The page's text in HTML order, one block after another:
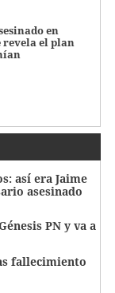
en
revela el plan
así era Jaime
asesinado
PN y va a
fallecimiento